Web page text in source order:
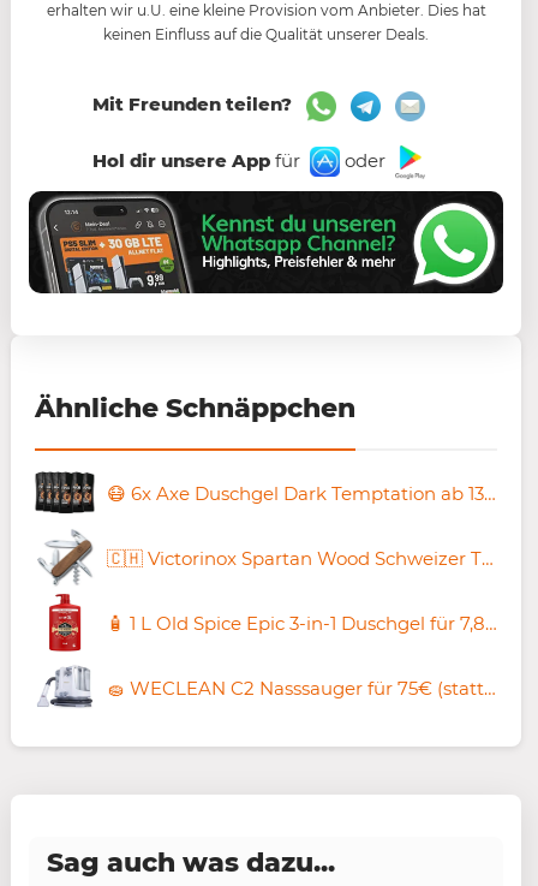
erhalten wir u.U. eine kleine Provision vom Anbieter. Dies hat
keinen Einfluss auf die Qualität unserer Deals.
Mit Freunden teilen?
Hol dir unsere Appfür oder
Ähnliche Schnäppchen
😷 6x Axe Duschgel Dark Temptation ab 13,59€ (statt 20€)
🇨🇭 Victorinox Spartan Wood Schweizer Taschenmesser für 30,85€ (statt 35€)
🧴 1 L Old Spice Epic 3-in-1 Duschgel für 7,88€ (statt 10€)
🧽 WECLEAN C2 Nasssauger für 75€ (statt 99€)
Sag auch was dazu...